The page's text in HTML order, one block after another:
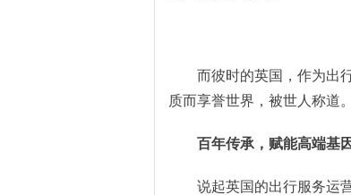
而彼时的英国，作为出
质而享誉世界，被世人称道。
百年传承，赋能高端基因
说起英国的出行服务运